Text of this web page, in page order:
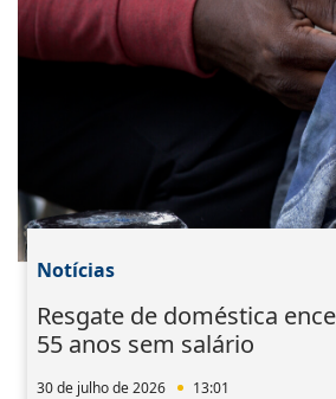
Notícias
Resgate de doméstica
55 anos sem salário
30 de julho de 2026 13:01